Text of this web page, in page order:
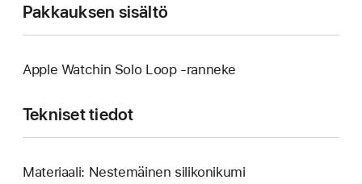
Pakkauksen sisältö
Apple Watchin Solo Loop ‑ranneke
Tekniset tiedot
Materiaali: Nestemäinen silikonikumi